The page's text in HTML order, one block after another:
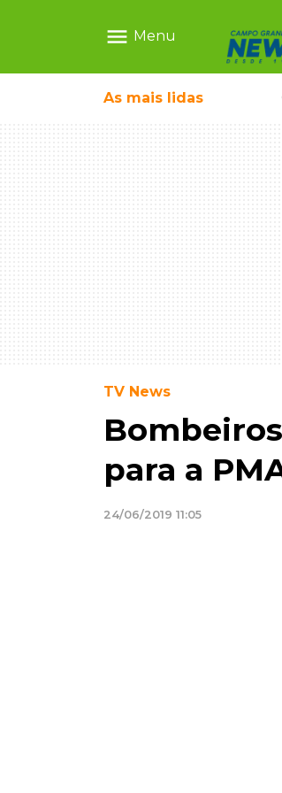
menu Menu
As mais lidas
deixou 4 mortos e 8 feridos
TV News
para a
24/06/2019 11:05